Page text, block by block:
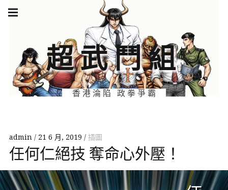
Skip
超武鬥組
香港淪陷 政拳爭霸
navigation
admin 21 6 月, 2019 插圖
任何仁絕技 奪命心外壓！